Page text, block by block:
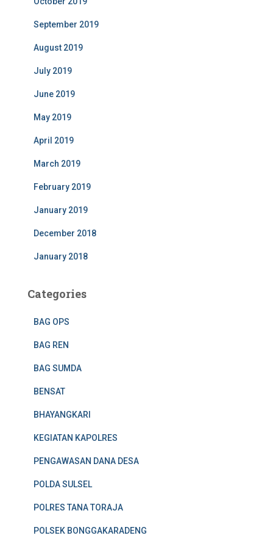
September 2019
August 2019
July 2019
June 2019
May 2019
April 2019
March 2019
February 2019
January 2019
December 2018
January 2018
Categories
BAG OPS
BAG REN
BAG SUMDA
BENSAT
BHAYANGKARI
KEGIATAN KAPOLRES
PENGAWASAN DANA DESA
POLDA SULSEL
POLRES TANA TORAJA
POLSEK BONGGAKARADENG